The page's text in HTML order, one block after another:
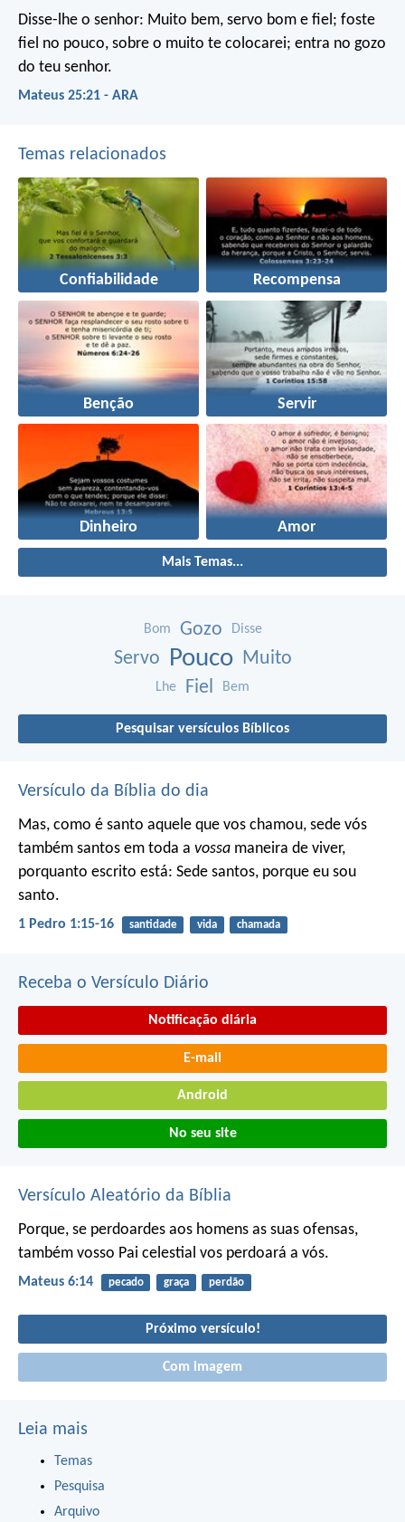
Disse-lhe o senhor: Muito bem, servo bom e fiel; foste
fiel no pouco, sobre o muito te colocarei; entra no gozo
do teu senhor.
Mateus 25:21 - ARA
Temas relacionados
Confiabilidade Recompensa
Benção Servir
Dinheiro Amor
Mais Temas...
Bom Gozo Disse
Servo Pouco Muito
Lhe Fiel Bem
Pesquisar versículos Bíblicos
Versículo da Bíblia do dia
Mas, como é santo aquele que vos chamou, sede vós
também santos em toda a vossa maneira de viver,
porquanto escrito está: Sede santos, porque eu sou
santo.
1 Pedro 1:15-16 santidade vida chamada
Receba o Versículo Diário
Notificação diária
E-mail
Android
No seu site
Versículo Aleatório da Bíblia
Porque, se perdoardes aos homens as suas ofensas,
também vosso Pai celestial vos perdoará a vós.
Mateus 6:14 pecado graça perdão
Próximo versículo!
Com imagem
Leia mais
Temas
Pesquisa
Arquivo